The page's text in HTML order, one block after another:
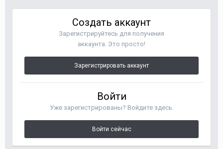
Создать аккаунт
Зарегистрируйтесь для получения
аккаунта. Это просто!
Зарегистрировать аккаунт
Войти
Уже зарегистрированы? Войдите здесь.
Войти сейчас